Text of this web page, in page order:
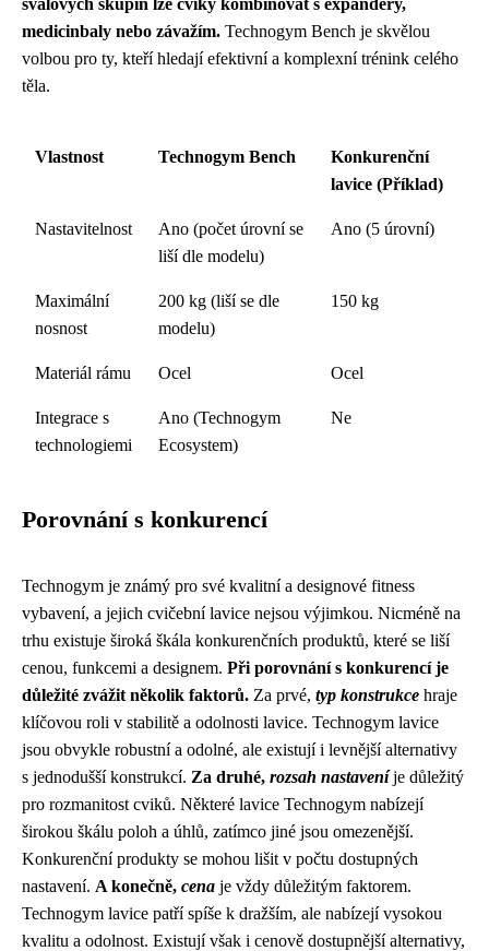
medicinbaly nebo závažím. Technogym Bench je skvělou
volbou pro ty, kteří hledají efektivní a komplexní trénink celého
těla.
Vlastnost Technogym Bench
Konkurenční
lavice (Příklad)
Nastavitelnost
Ano (počet úrovní se
liší dle modelu)
Ano (5 úrovní)
Maximální
nosnost
200 kg (liší se dle
modelu)
150 kg
Materiál rámu Ocel Ocel
Integrace s
technologiemi
Ano (Technogym
Ecosystem)
Ne
Porovnání s konkurencí
Technogym je známý pro své kvalitní a designové fitness
vybavení, a jejich cvičební lavice nejsou výjimkou. Nicméně na
trhu existuje široká škála konkurenčních produktů, které se liší
cenou, funkcemi a designem. Při porovnání s konkurencí je
důležité zvážit několik faktorů. Za prvé, typ konstrukce hraje
klíčovou roli v stabilitě a odolnosti lavice. Technogym lavice
jsou obvykle robustní a odolné, ale existují i levnější alternativy
s jednodušší konstrukcí. Za druhé, rozsah nastaveníje důležitý
pro rozmanitost cviků. Některé lavice Technogym nabízejí
širokou škálu poloh a úhlů, zatímco jiné jsou omezenější.
Konkurenční produkty se mohou lišit v počtu dostupných
nastavení. A konečně, cena je vždy důležitým faktorem.
Technogym lavice patří spíše k dražším, ale nabízejí vysokou
kvalitu a odolnost. Existují však i cenově dostupnější alternativy,